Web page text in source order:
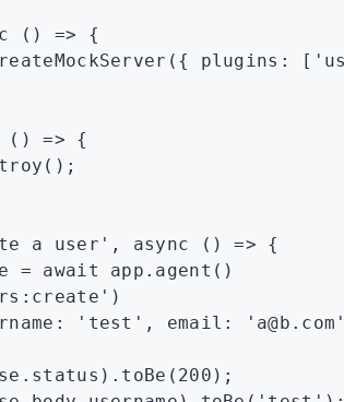
() => {
({ plugins : [
() => {
();
a user' , async () => {
= await app .agent ()
)
: 'test' , email :
.status) .toBe ( 200 );